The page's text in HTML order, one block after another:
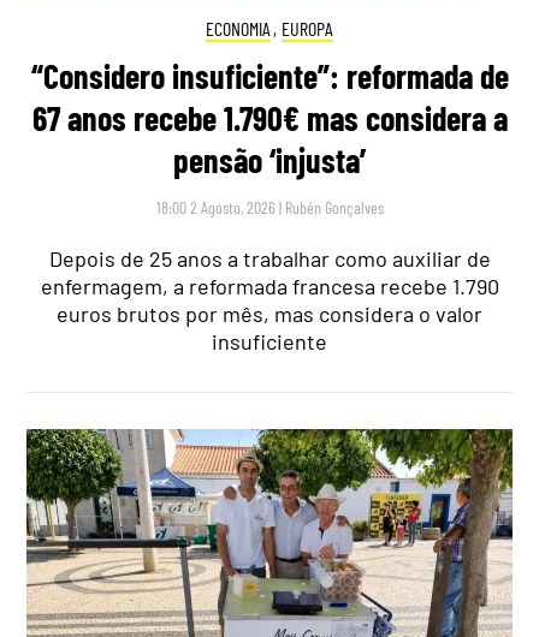
ECONOMIA , EUROPA
“Considero insuficiente”: reformada de
67 anos recebe 1.790€ mas considera a
pensão ‘injusta’
18:00 2 Agosto, 2026 | Rubén Gonçalves
Depois de 25 anos a trabalhar como auxiliar de
enfermagem, a reformada francesa recebe 1.790
euros brutos por mês, mas considera o valor
insuficiente